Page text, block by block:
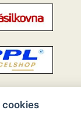
cookies